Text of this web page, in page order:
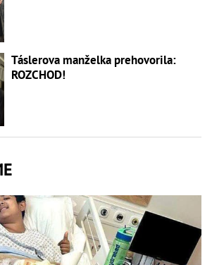
Táslerova manželka prehovorila:
ROZCHOD!